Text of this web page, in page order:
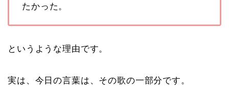
たかった。
というような理由です。
実は、今日の言葉は、その歌の一部分です。